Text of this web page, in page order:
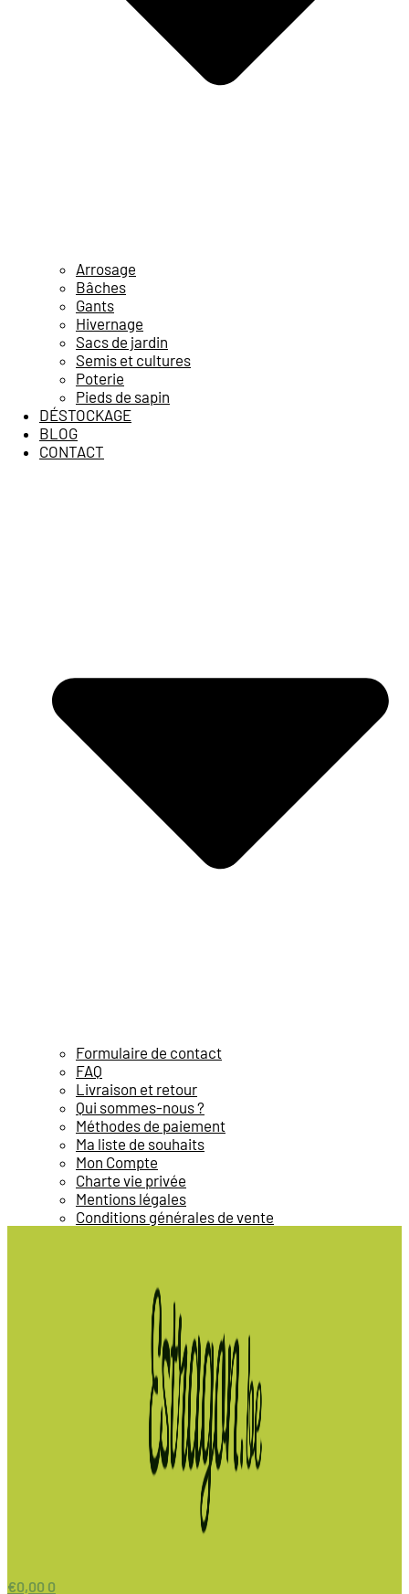
Arrosage
Bâches
Gants
Hivernage
Sacs de jardin
Semis et cultures
Poterie
Pieds de sapin
DÉSTOCKAGE
BLOG
CONTACT
Formulaire de contact
FAQ
Livraison et retour
Qui sommes-nous ?
Méthodes de paiement
Ma liste de souhaits
Mon Compte
Charte vie privée
Mentions légales
Conditions générales de vente
€0,00 0